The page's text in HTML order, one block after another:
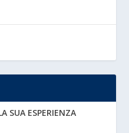
SUA ESPERIENZA